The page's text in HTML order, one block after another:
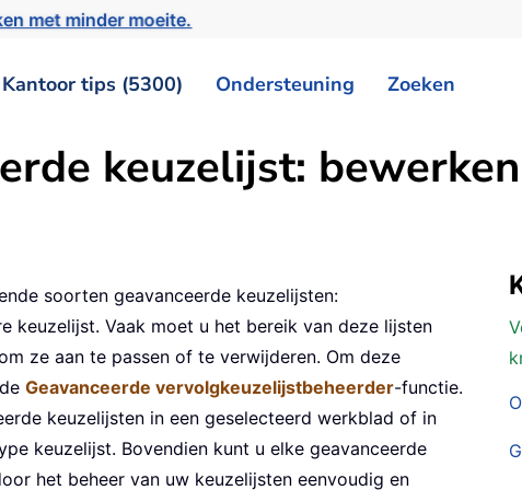
met minder moeite.
Kantoor tips (5300) Ondersteuning Zoeken
keuzelijst:
soorten geavanceerde keuzelijsten:
keuzelijst. Vaak moet u het bereik van deze lijsten
ze aan te passen of te verwijderen. Om deze
de Geavanceerde vervolgkeuzelijstbeheerder-functie.
keuzelijsten in een geselecteerd werkblad of in
keuzelijst. Bovendien kunt u elke geavanceerde
het beheer van uw keuzelijsten eenvoudig en